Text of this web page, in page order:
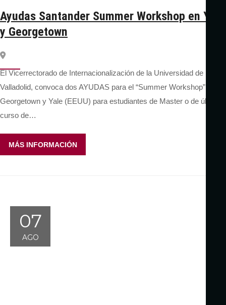
Ayudas Santander Summer Workshop en Yale
y Georgetown
El Vicerrectorado de Internacionalización de la Universidad de
Valladolid, convoca dos AYUDAS para el “Summer Workshop” en
Georgetown y Yale (EEUU) para estudiantes de Master o de último
curso de…
MÁS INFORMACIÓN
07
AGO